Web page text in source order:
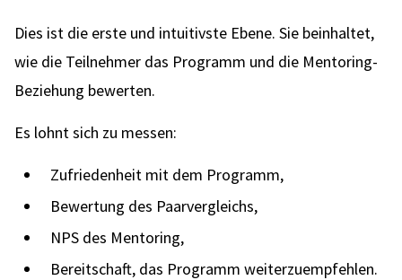
Dies ist die erste und intuitivste Ebene. Sie beinhaltet,
wie die Teilnehmer das Programm und die Mentoring-
Beziehung bewerten.
Es lohnt sich zu messen:
Zufriedenheit mit dem Programm,
Bewertung des Paarvergleichs,
NPS des Mentoring,
Bereitschaft, das Programm weiterzuempfehlen.